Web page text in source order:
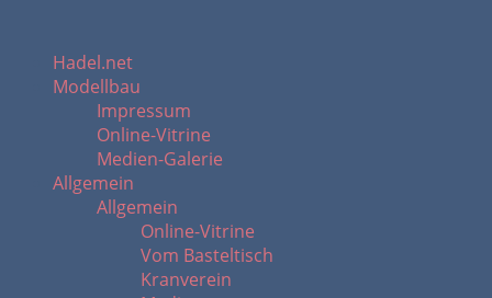
Hadel.net
Modellbau
Impressum
Online-Vitrine
Medien-Galerie
Allgemein
Allgemein
Online-Vitrine
Vom Basteltisch
Kranverein